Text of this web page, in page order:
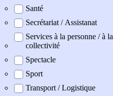
Santé
Secrétariat / Assistanat
Services à la personne / à la
collectivité
Spectacle
Sport
Transport / Logistique